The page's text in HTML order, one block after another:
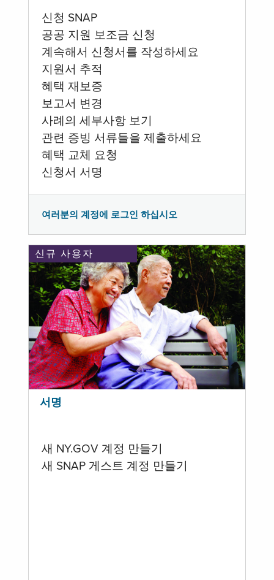
신청 SNAP
공공 지원 보조금 신청
계속해서 신청서를 작성하세요
지원서 추적
혜택 재보증
보고서 변경
사례의 세부사항 보기
관련 증빙 서류들을 제출하세요
혜택 교체 요청
신청서 서명
여러분의 계정에 로그인 하십시오
신규 사용자
서명
새 NY.GOV 계정 만들기
새 SNAP 게스트 계정 만들기